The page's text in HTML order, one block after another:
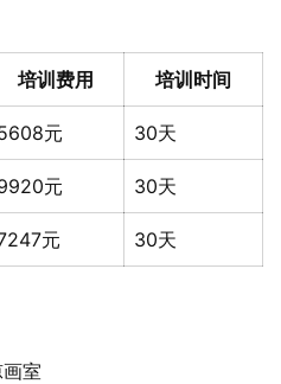
培训费用 培训时间
元 30天
元 30天
元 30天
画室